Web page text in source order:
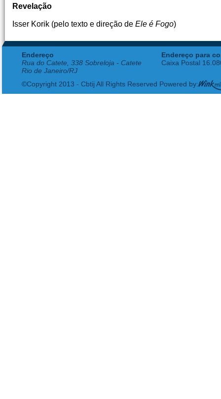
Revelação
Isser Korik (pelo texto e direção de Ele é Fogo)
Endereço
Rua do Catete, 338 Sobreloja - Catete
Rio de Janeiro/RJ
Endereço para
Caixa Postal
©Copyright 2013 - Cbtij All Rights Reserved Powered by: